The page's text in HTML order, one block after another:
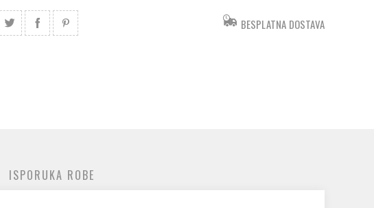
BESPLATNA DOSTAVA
ISPORUKA ROBE